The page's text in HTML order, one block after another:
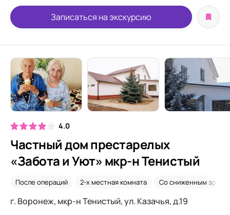
Записаться на экскурсию
4.0
Частный дом престарелых
«Забота и Уют» мкр-н Тенистый
После операций 2-х местная комната Со сниженным
г. Воронеж, мкр-н Тенистый, ул. Казачья, д.19